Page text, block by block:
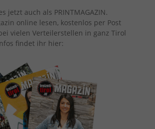
jetzt auch als PRINTMAGAZIN.
online lesen, kostenlos per Post
vielen Verteilerstellen in ganz Tirol
findet ihr hier: